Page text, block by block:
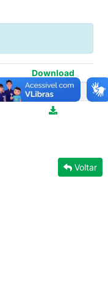
Download
Voltar